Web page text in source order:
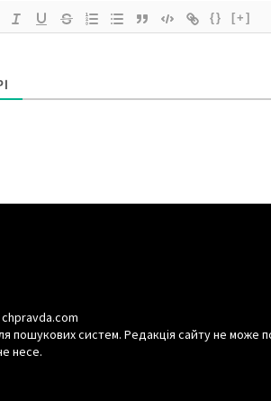
{} [+]
chpravda.com
пошукових систем. Редакція сайту не може
несе.